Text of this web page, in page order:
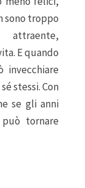
sono troppo
E quando
stessi. Con
se gli anni
tornare